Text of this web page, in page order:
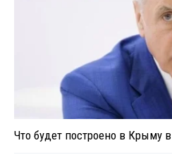
Что будет построено в Крыму